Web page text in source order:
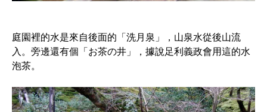
庭園裡的水是來自後面的「洗月泉」，山泉水從後山流
入。旁邊還有個「お茶の井」，據說足利義政會用這的水
泡茶。